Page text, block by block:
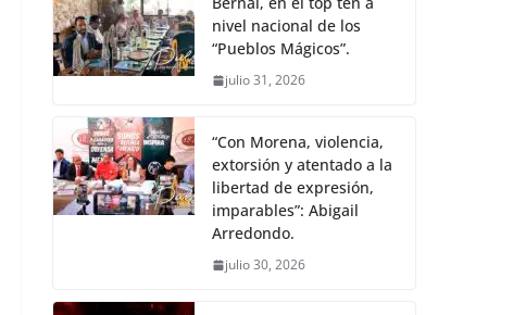
nivel nacional de los
“Pueblos Mágicos”.
julio 31, 2026
“Con Morena, violencia,
extorsión y atentado a la
libertad de expresión,
imparables”: Abigail
Arredondo.
julio 30, 2026